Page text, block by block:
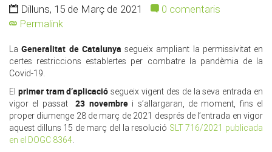
Dilluns, 15 de Març de 2021
0 comentaris
Permalink
LaGeneralitat de Catalunya segueix ampliant la permissivitat en
certes restriccions establertes per combatre la pandèmia de la
Covid-19.
El primer tram d’aplicació segueix vigent des de la seva entrada en
vigor el passat
23 novembrei s’allargaran, de moment, fins el
proper diumenge 28 de març de 2021 després de l’entrada en vigor
aquest dilluns 15 de març del la resolució SLT 716/2021 publicada
en el DOGC 8364.